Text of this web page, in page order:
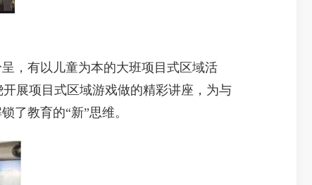
，有以儿童为本的大班项目式区域活
展项目式区域游戏做的精彩讲座，为与
了教育的“新”思维。